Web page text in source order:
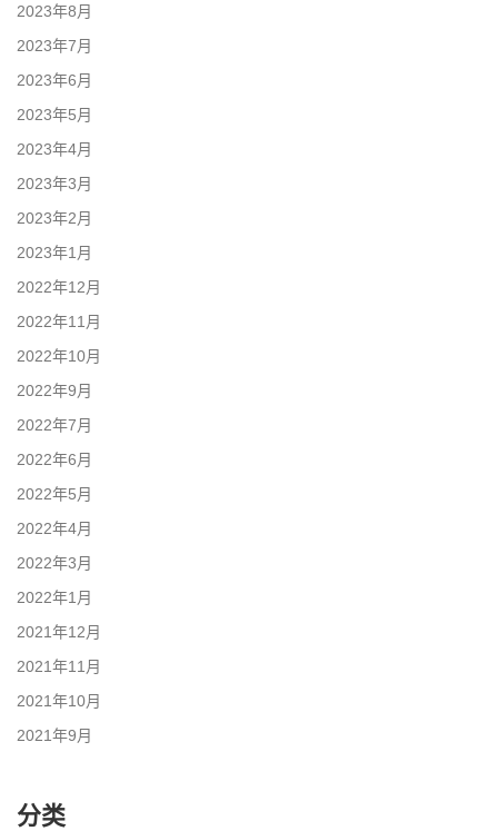
2023年8月
2023年7月
2023年6月
2023年5月
2023年4月
2023年3月
2023年2月
2023年1月
2022年12月
2022年11月
2022年10月
2022年9月
2022年7月
2022年6月
2022年5月
2022年4月
2022年3月
2022年1月
2021年12月
2021年11月
2021年10月
2021年9月
分类